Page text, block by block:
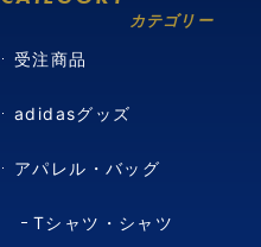
カテゴリー
受注商品
adidasグッズ
アパレル・バッグ
Tシャツ・シャツ